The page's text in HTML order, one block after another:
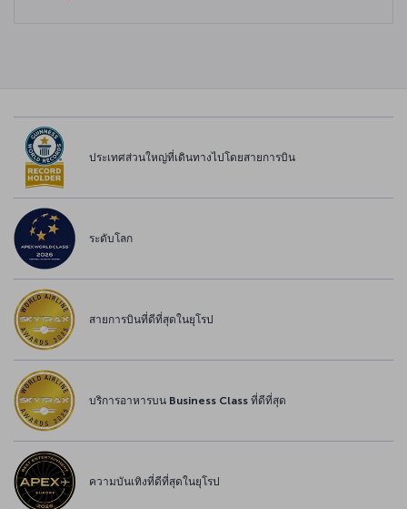
ประเทศส่วนใหญ่ที่เดินทางไปโดยสายการบิน
ระดับโลก
สายการบินที่ดีที่สุดในยุโรป
บริการอาหารบน Business Class ที่ดีที่สุด
ความบันเทิงที่ดีที่สุดในยุโรป